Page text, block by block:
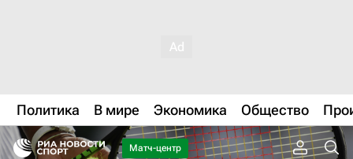
Политика В мире Экономика Общество
Матч-центр